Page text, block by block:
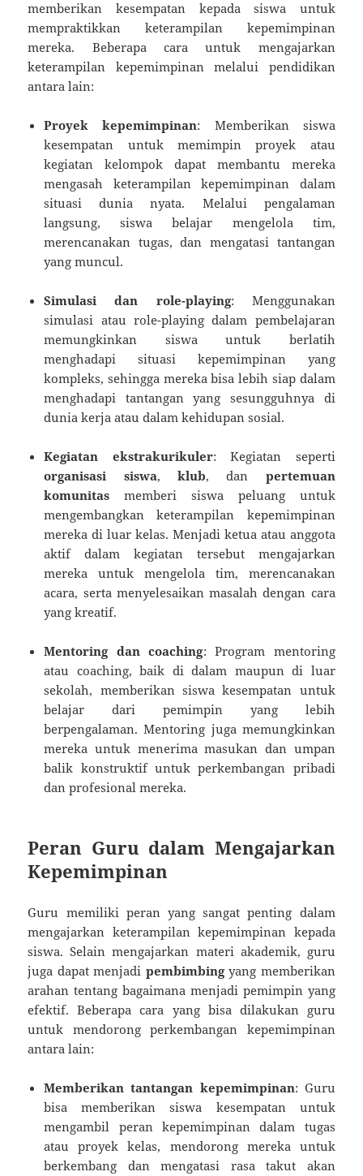
memberikan kesempatan kepada siswa untuk
mempraktikkan keterampilan kepemimpinan
mereka. Beberapa cara untuk mengajarkan
keterampilan kepemimpinan melalui pendidikan
antara lain:
Proyek kepemimpinan: Memberikan siswa
kesempatan untuk memimpin proyek atau
kegiatan kelompok dapat membantu mereka
mengasah keterampilan kepemimpinan dalam
situasi dunia nyata. Melalui pengalaman
langsung, siswa belajar mengelola tim,
merencanakan tugas, dan mengatasi tantangan
yang muncul.
Simulasi dan role-playing: Menggunakan
simulasi atau role-playing dalam pembelajaran
memungkinkan siswa untuk berlatih
menghadapi situasi kepemimpinan yang
kompleks, sehingga mereka bisa lebih siap dalam
menghadapi tantangan yang sesungguhnya di
dunia kerja atau dalam kehidupan sosial.
Kegiatan ekstrakurikuler: Kegiatan seperti
organisasi siswa, klub, dan pertemuan
komunitas memberi siswa peluang untuk
mengembangkan keterampilan kepemimpinan
mereka di luar kelas. Menjadi ketua atau anggota
aktif dalam kegiatan tersebut mengajarkan
mereka untuk mengelola tim, merencanakan
acara, serta menyelesaikan masalah dengan cara
yang kreatif.
Mentoring dan coaching: Program mentoring
atau coaching, baik di dalam maupun di luar
sekolah, memberikan siswa kesempatan untuk
belajar dari pemimpin yang lebih
berpengalaman. Mentoring juga memungkinkan
mereka untuk menerima masukan dan umpan
balik konstruktif untuk perkembangan pribadi
dan profesional mereka.
Peran Guru dalam Mengajarkan
Kepemimpinan
Guru memiliki peran yang sangat penting dalam
mengajarkan keterampilan kepemimpinan kepada
siswa. Selain mengajarkan materi akademik, guru
juga dapat menjadi pembimbingyang memberikan
arahan tentang bagaimana menjadi pemimpin yang
efektif. Beberapa cara yang bisa dilakukan guru
untuk mendorong perkembangan kepemimpinan
antara lain:
Memberikan tantangan kepemimpinan: Guru
bisa memberikan siswa kesempatan untuk
mengambil peran kepemimpinan dalam tugas
atau proyek kelas, mendorong mereka untuk
berkembang dan mengatasi rasa takut akan